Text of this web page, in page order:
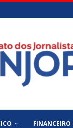
FINANCEIRO